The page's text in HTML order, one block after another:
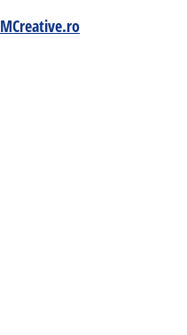
MCreative.ro